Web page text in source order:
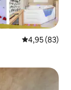
Évaluation
4,95 (83)